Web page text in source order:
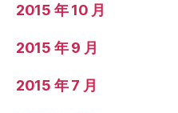
2015 年 10 月
2015 年 9 月
2015 年 7 月